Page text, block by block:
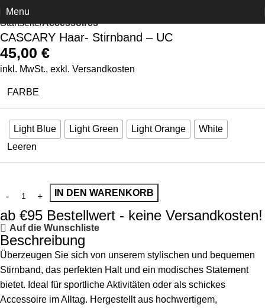
Menu
Startseite Accessoires
CASCARY Haar- Stirnband – UC
45,00 €
inkl. MwSt., exkl. Versandkosten
FARBE
Light Blue Light Green Light Orange
White
Leeren
IN DEN WARENKORB
ab €95 Bestellwert - keine Versandkosten!
Auf die Wunschliste
Beschreibung
Überzeugen Sie sich von unserem stylischen und bequemen
Stirnband, das perfekten Halt und ein modisches Statement
bietet. Ideal für sportliche Aktivitäten oder als schickes
Accessoire im Alltag. Hergestellt aus hochwertigem,